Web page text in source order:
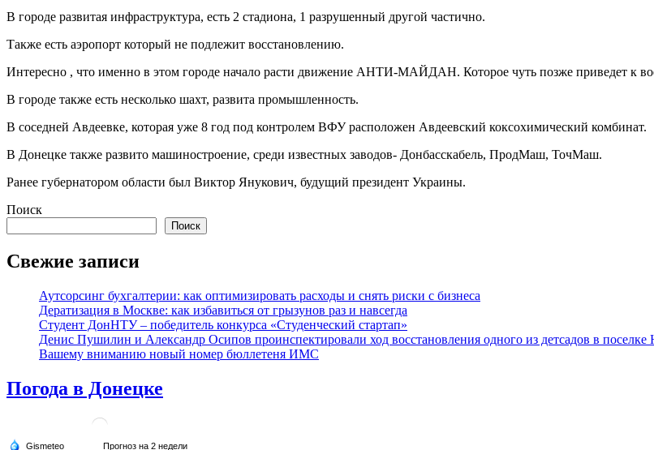
В городе развитая инфраструктура, есть 2 стадиона, 1 разрушенный другой частично.
Также есть аэропорт который не подлежит восстановлению.
Интересно , что именно в этом городе начало расти движение АНТИ-МАЙДАН. Которое чуть позже приведет к
В городе также есть несколько шахт, развита промышленность.
В соседней Авдеевке, которая уже 8 год под контролем ВФУ расположен Авдеевский коксохимический комбинат.
В Донецке также развито машиностроение, среди известных заводов- Донбасскабель, ПродМаш, ТочМаш.
Ранее губернатором области был Виктор Янукович, будущий президент Украины.
Поиск
Поиск
Свежие записи
Аутсорсинг бухгалтерии: как оптимизировать расходы и снять риски с бизнеса
Дератизация в Москве: как избавиться от грызунов раз и навсегда
Студент ДонНТУ – победитель конкурса «Студенческий стартап»
Денис Пушилин и Александр Осипов проинспектировали ход восстановления одного из детсадов в
Вашему вниманию новый номер бюллетеня ИМС
Погода в Донецке